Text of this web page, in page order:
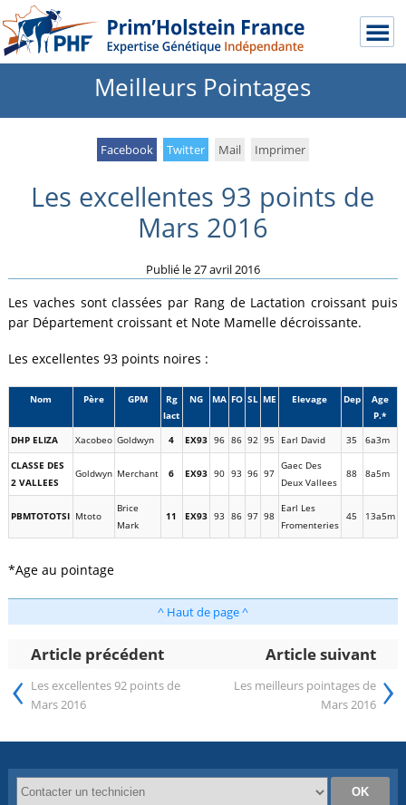
Meilleurs Pointages
Facebook Twitter Mail Imprimer
Les excellentes 93 points de
Mars 2016
Publié le27 avril 2016
Les vaches sont classées par Rang de Lactation croissant puis
par Département croissant et Note Mamelle décroissante.
Les excellentes 93 points noires :
Nom Père GPM
Rg
lact
NG MA FO SL ME Elevage Dep
Age
P.*
DHP ELIZA
Xacobeo Goldwyn 4 EX93 96 86 92 95 Earl David 35
6a3m
CLASSE DES
2 VALLEES
Goldwyn Merchant 6 EX93 90 93 96 97
Gaec Des
Deux Vallees
88 8a5m
PBMTOTOTSI Mtoto
Brice
Mark
11 EX93 93 86 97 98
Earl Les
Fromenteries
45 13a5m
*Age au pointage
^ Haut de page ^
Article précédent Article suivant
‹ Les excellentes 92 points de
Mars 2016
Les meilleurs pointages de
Mars 2016 ›